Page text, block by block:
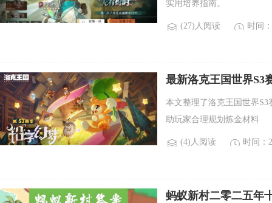
实用培养指南。
(27)人阅读 时间
最新洛克王国世界S3
本文整理了洛克王国世界
助玩家合理规划炼金材料
(4)人阅读 时间：
蚂蚁新村二零二五年